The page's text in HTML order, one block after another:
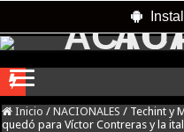
Freno a la IA | Greg Abbott detiene
Inicio / NACIONALES / Techint y
quedó para Víctor Contreras y la